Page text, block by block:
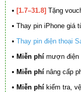
• [1.7–31.8] Tặng
• Thay pin iPhone giá
• Thay pin điện thoại
• Miễn phí mượn điện
• Miễn phí nâng cấp
• Miễn phí kiểm tra,